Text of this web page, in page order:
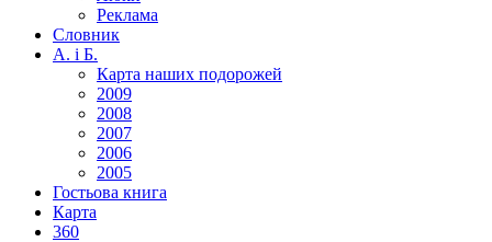
Реклама
Словник
А. і Б.
Карта наших подорожей
2009
2008
2007
2006
2005
Гостьова книга
Карта
360